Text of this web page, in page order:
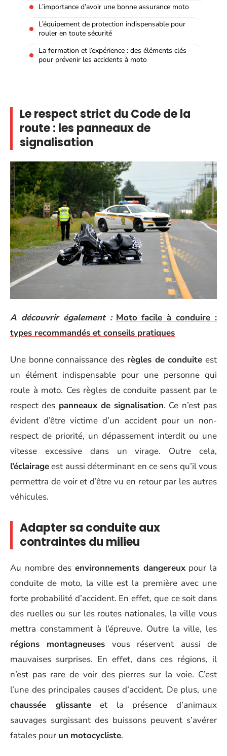
L’importance d’avoir une bonne assurance moto
L’équipement de protection indispensable pour
rouler en toute sécurité
La formation et l’expérience : des éléments clés
pour prévenir les accidents à moto
Le respect strict du Code de la
route : les panneaux de
signalisation
A découvrir également : Moto facile à conduire :
types recommandés et conseils pratiques
Une bonne connaissance des règles de conduite est
un élément indispensable pour une personne qui
roule à moto. Ces règles de conduite passent par le
respect des panneaux de signalisation. Ce n’est pas
évident d’être victime d’un accident pour un non-
respect de priorité, un dépassement interdit ou une
vitesse excessive dans un virage. Outre cela,
l’éclairageest aussi déterminant en ce sens qu’il vous
permettra de voir et d’être vu en retour par les autres
véhicules.
Adapter sa conduite aux
contraintes du milieu
Au nombre des environnements dangereuxpour la
conduite de moto, la ville est la première avec une
forte probabilité d’accident. En effet, que ce soit dans
des ruelles ou sur les routes nationales, la ville vous
mettra constamment à l’épreuve. Outre la ville, les
régions montagneuses vous réservent aussi de
mauvaises surprises. En effet, dans ces régions, il
n’est pas rare de voir des pierres sur la voie. C’est
l’une des principales causes d’accident. De plus, une
chaussée glissanteet la présence d’animaux
sauvages surgissant des buissons peuvent s’avérer
fatales pour un motocycliste.